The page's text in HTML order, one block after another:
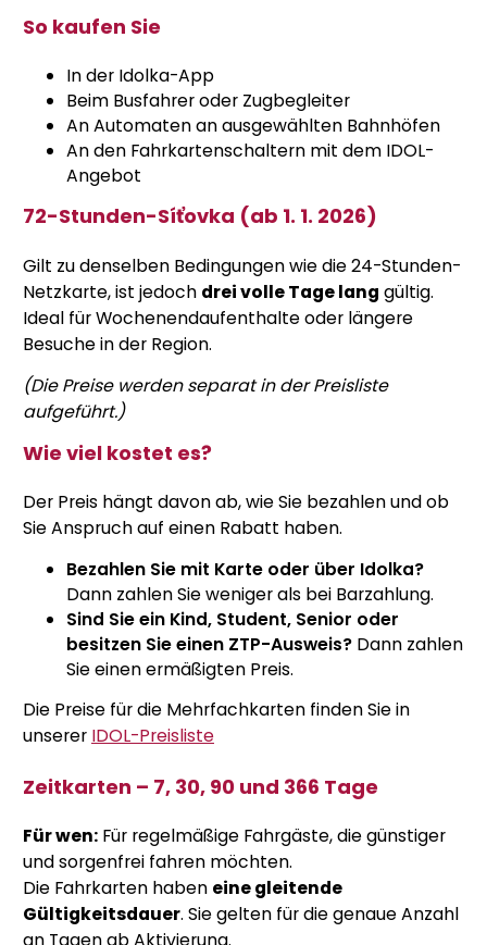
So kaufen Sie
In der Idolka-App
Beim Busfahrer oder Zugbegleiter
An Automaten an ausgewählten Bahnhöfen
An den Fahrkartenschaltern mit dem IDOL-
Angebot
72-Stunden-Síťovka (ab 1. 1. 2026)
Gilt zu denselben Bedingungen wie die 24-Stunden-
Netzkarte, ist jedoch drei volle Tage lang gültig.
Ideal für Wochenendaufenthalte oder längere
Besuche in der Region.
(Die Preise werden separat in der Preisliste
aufgeführt.)
Wie viel kostet es?
Der Preis hängt davon ab, wie Sie bezahlen und ob
Sie Anspruch auf einen Rabatt haben.
Bezahlen Sie mit Karte oder über Idolka?
Dann zahlen Sie weniger als bei Barzahlung.
Sind Sie ein Kind, Student, Senior oder
besitzen Sie einen ZTP-Ausweis? Dann zahlen
Sie einen ermäßigten Preis.
Die Preise für die Mehrfachkarten finden Sie in
unserer IDOL-Preisliste
Zeitkarten – 7, 30, 90 und 366 Tage
Für wen: Für regelmäßige Fahrgäste, die günstiger
und sorgenfrei fahren möchten.
Die Fahrkarten haben eine gleitende
Gültigkeitsdauer. Sie gelten für die genaue Anzahl